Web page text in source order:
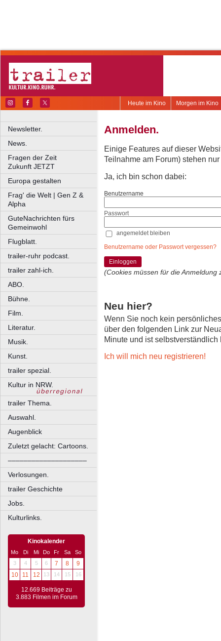
Morgen im Kino
Heute im Kino
Newsletter.
News.
Fragen der Zeit
Zukunft JETZT
Europa gestalten
Frag' die Welt | Gen Z &
Alpha
GuteNachrichten fürs
Gemeinwohl
Flugblatt.
trailer-ruhr podcast.
trailer zahl-ich.
ABO.
Bühne.
Film.
Literatur.
Musik.
Kunst.
trailer spezial.
Kultur in NRW.
trailer Thema.
Auswahl.
Augenblick
Zuletzt gelacht: Cartoons.
––––––––––––––––––––
Verlosungen.
trailer Geschichte
Jobs.
Kulturlinks.
Kinokalender
Mo Di Mi Do Fr Sa
So
3
4 5 6 7 8
9
10
11 12 13 14 15 16
12.669 Beiträge zu
3.883 Filmen im Forum
Anmelden.
Einige Features auf dieser
Teilnahme am Forum) stehen
Ja, ich bin schon dabei:
Benutzername
Passwort
angemeldet bleiben
Benutzername oder Passwort vergessen?
Einloggen
(Cookies müssen für die Anmeldung
Neu hier?
Wenn Sie noch kein
über den folgenden Link zur
Minute und ist selbstverständlich
Ich will mich neu registrieren!